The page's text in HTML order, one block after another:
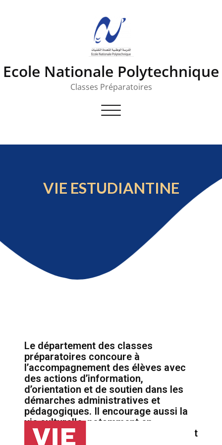
Ecole Nationale Polytechnique
Classes Préparatoires
Toggle
VIE ESTUDIANTINE
Le département des classes
préparatoires concoure à
l’accompagnement des élèves avec
des actions d’information,
d’orientation et de soutien dans les
démarches administratives et
pédagogiques. Il encourage aussi la
vie culturelle, notamment en
soutenant des initiatives étudiantes et